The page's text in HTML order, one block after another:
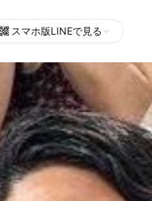
スマホ版LINEで見る